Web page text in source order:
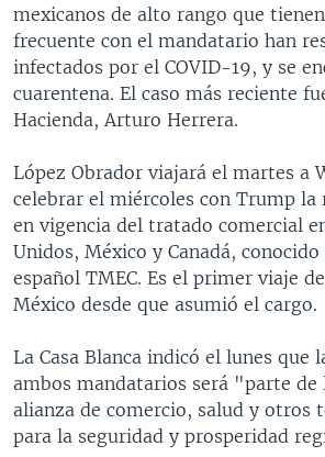
mexicanos de alto rango que
frecuente con el mandatario han
infectados por el COVID-19, y se
cuarentena. El caso más reciente
Hacienda, Arturo Herrera.
López Obrador viajará el martes a
celebrar el miércoles con Trump la
en vigencia del tratado comercial
Unidos, México y Canadá,
español TMEC. Es el primer viaje
México desde que asumió el cargo.
La Casa Blanca indicó el lunes que
ambos mandatarios será "parte de
alianza de comercio, salud y otros
para la seguridad y prosperidad